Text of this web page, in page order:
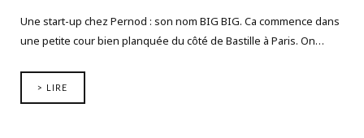
Une start-up chez Pernod : son nom BIG BIG. Ca commence dans
une petite cour bien planquée du côté de Bastille à Paris. On…
> LIRE